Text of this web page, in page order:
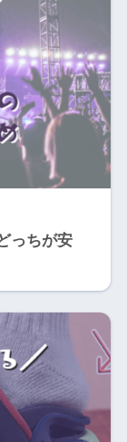
っちが安